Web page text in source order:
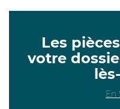
Les
votre
En